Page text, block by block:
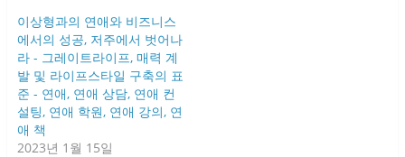
이상형과의 연애와 비즈니스
에서의 성공, 저주에서 벗어나
라 - 그레이트라이프, 매력 계
발 및 라이프스타일 구축의 표
준 - 연애, 연애 상담, 연애 컨
설팅, 연애 학원, 연애 강의, 연
애 책
2023년 1월 15일